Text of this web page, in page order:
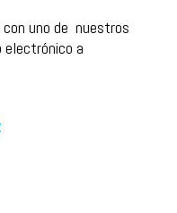
uno de nuestros
electrónico a